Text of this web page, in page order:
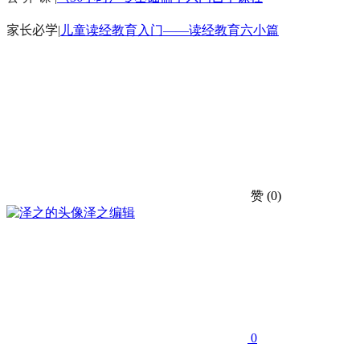
家长必学| 儿童读经教育入门——读经教育六小篇
赞 (0)
泽之编辑
0